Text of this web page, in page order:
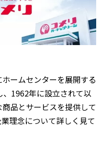
ームセンターを展開する
、1962年に設立されて以
品とサービスを提供して
理念について詳しく見て